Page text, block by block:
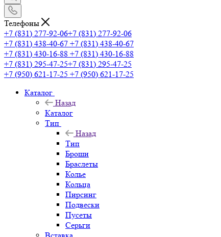
Телефоны
+7 (831) 277-92-06+7 (831) 277-92-06
+7 (831) 438-40-67 +7 (831) 438-40-67
+7 (831) 430-16-88 +7 (831) 430-16-88
+7 (831) 295-47-25+7 (831) 295-47-25
+7 (950) 621-17-25 +7 (950) 621-17-25
Каталог
Назад
Каталог
Тип
Назад
Тип
Броши
Браслеты
Колье
Кольца
Пирсинг
Подвески
Пусеты
Серьги